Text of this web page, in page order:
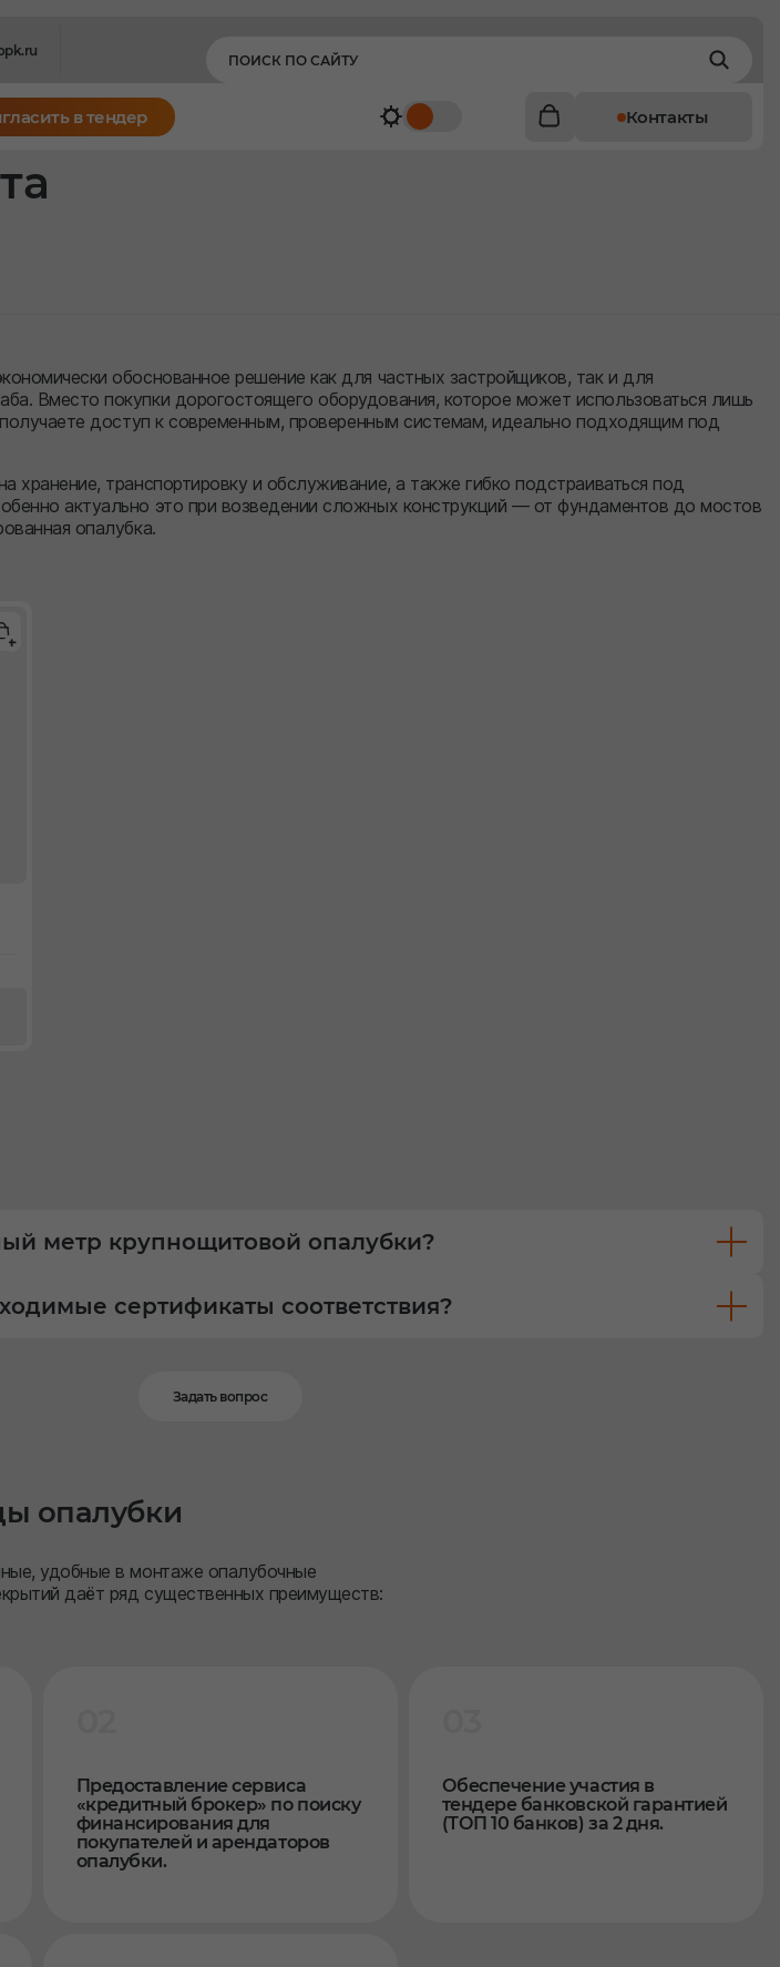
в тендер Контакты
обоснованное решение как для частных застройщиков, так и для
Вместо покупки дорогостоящего оборудования, которое может использоваться лишь
доступ к современным, проверенным системам, идеально подходящим под
хранение, транспортировку и обслуживание, а также гибко подстраиваться под
актуально это при возведении сложных конструкций — от фундаментов до мостов
опалубка.
метр крупнощитовой опалубки?
сертификаты соответствия?
Задать вопрос
опалубки
удобные в монтаже опалубочные
даёт ряд существенных преимуществ:
Предоставление сервиса
«кредитный брокер» по поиску
финансирования для
покупателей и арендаторов
опалубки.
Обеспечение участия в
тендере банковской гарантией
(ТОП 10 банков) за 2 дня.